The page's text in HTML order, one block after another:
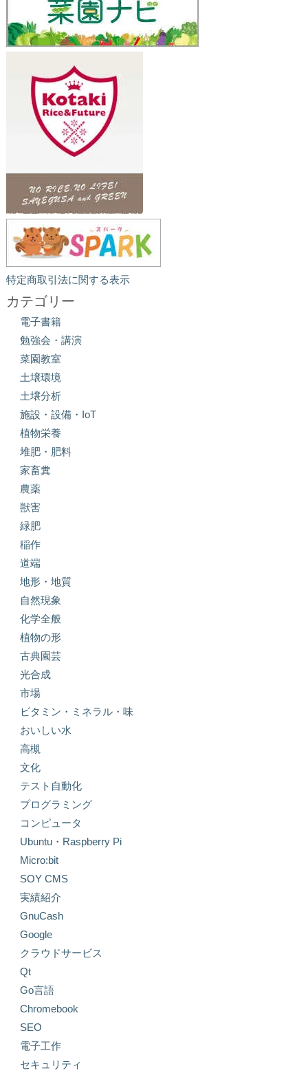
特定商取引法に関する表示
カテゴリー
電子書籍
勉強会・講演
菜園教室
土壌環境
土壌分析
施設・設備・IoT
植物栄養
堆肥・肥料
家畜糞
農薬
獣害
緑肥
稲作
道端
地形・地質
自然現象
化学全般
植物の形
古典園芸
光合成
市場
ビタミン・ミネラル・味
おいしい水
高槻
文化
テスト自動化
プログラミング
コンピュータ
Ubuntu・Raspberry Pi
Micro:bit
SOY CMS
実績紹介
GnuCash
Google
クラウドサービス
Qt
Go言語
Chromebook
SEO
電子工作
セキュリティ